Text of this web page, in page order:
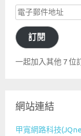
電
郵
訂閱
一起加入其他 7 位
網站連結
甲寬網路科技